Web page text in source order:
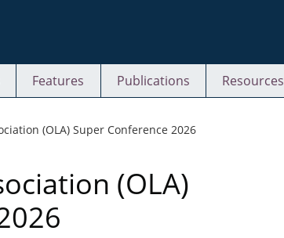
Features Publications Resources
(OLA) Super Conference 2026
(OLA)